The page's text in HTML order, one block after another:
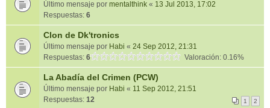
Último mensaje por mentalthink « 13 Jul 2013, 17:02
Respuestas: 6
Clon de Dk'tronics
Último mensaje por Habi « 24 Sep 2012, 21:31
Respuestas: 6 Valoración: 0.16%
La Abadía del Crimen (PCW)
Último mensaje por Habi « 11 Sep 2012, 21:51
Respuestas: 12 1 2